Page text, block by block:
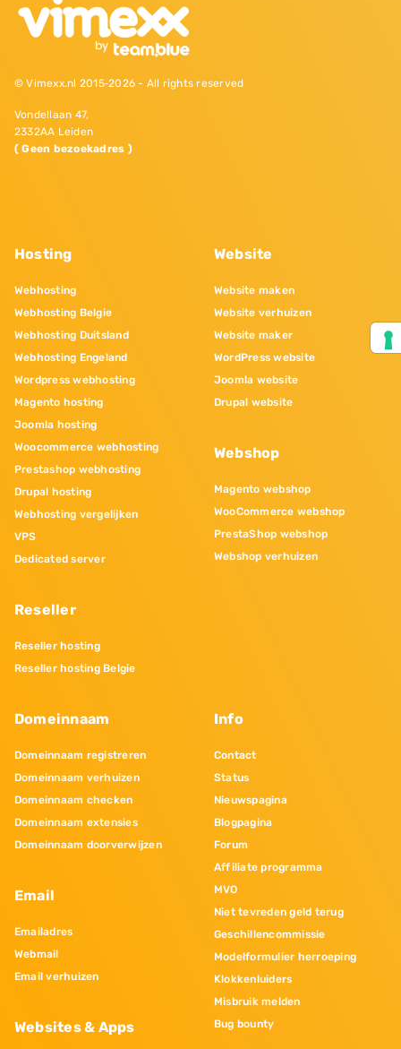
© Vimexx.nl 2015‐2026 - All rights reserved
Vondellaan 47,
2332AA Leiden
( Geen bezoekadres )
Hosting
Webhosting
Webhosting Belgie
Webhosting Duitsland
Webhosting Engeland
Wordpress webhosting
Magento hosting
Joomla hosting
Woocommerce webhosting
Prestashop webhosting
Drupal hosting
Webhosting vergelijken
VPS
Dedicated server
Reseller
Reseller hosting
Reseller hosting Belgie
Website
Website maken
Website verhuizen
Website maker
WordPress website
Joomla website
Drupal website
Webshop
Magento webshop
WooCommerce webshop
PrestaShop webshop
Webshop verhuizen
Domeinnaam
Domeinnaam registreren
Domeinnaam verhuizen
Domeinnaam checken
Domeinnaam extensies
Domeinnaam doorverwijzen
Email
Emailadres
Webmail
Email verhuizen
Websites & Apps
Info
Contact
Status
Nieuwspagina
Blogpagina
Forum
Affiliate programma
MVO
Niet tevreden geld terug
Geschillencommissie
Modelformulier herroeping
Klokkenluiders
Misbruik melden
Bug bounty